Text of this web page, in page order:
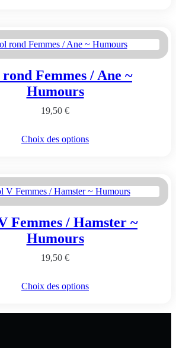
Les
être
choisies
sur
la
produit
Femmes / Ane ~
Humours
19,50 €
Choix des options
Ce
Les
être
choisies
sur
la
produit
Femmes / Hamster ~
Humours
19,50 €
Choix des options
Ce